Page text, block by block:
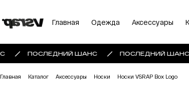
Главная Одежда Аксессуары
ПОСЛЕДНИЙ ШАНС ПОСЛЕДНИЙ ШАНС
Главная Каталог Аксессуары Носки Носки VSRAP Box Logo